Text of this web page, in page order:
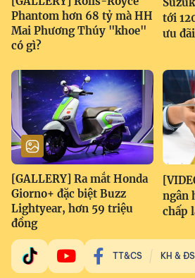
Phantom hơn 68 tỷ mà HH
Mai Phương Thúy "khoe"
có gì?
tới
ưu
[GALLERY] Ra mắt Honda
Giorno+ đặc biệt Buzz
Lightyear, hơn 59 triệu
đồng
ngân
chấp
TT&CS KH & ĐS